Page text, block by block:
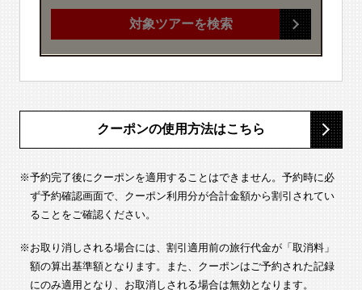
対象ツアーを検索
クーポンの使用方法はこちら
※予約完了後にクーポンを適用することはできません。予約時に必
ず予約確認画面で、クーポン利用分が合計金額から割引されてい
ることをご確認ください。
※お取り消しされる場合には、割引適用前の旅行代金が「取消料」
額の算出基準額となります。また、クーポンはご予約された記録
にのみ適用となり、お取消しされる場合は無効となります。